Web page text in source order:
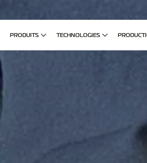
PRODUITS TECHNOLOGIES